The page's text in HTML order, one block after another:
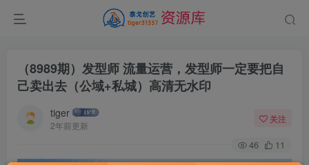
（8989期）发型师 流量运营，发型师一定要把自
己卖出去（公域+私城）高清无水印
tiger
2年前更新
关注
46 11